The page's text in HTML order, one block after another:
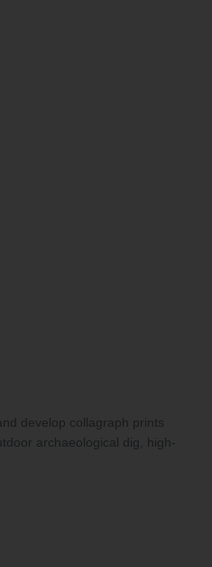
develop collagraph prints
archaeological dig, high-